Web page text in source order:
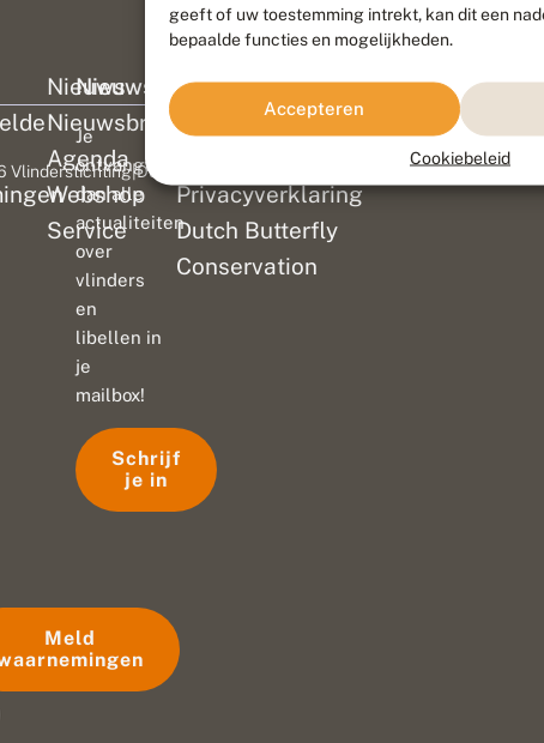
geeft of uw toestemming intrekt, kan dit een
bepaalde functies en mogelijkheden.
Accepteren
Cookiebeleid
Nieuws
Nieuwsbrief
Agenda
Webshop
Service
Colofon
Disclaimer
Privacyverklaring
Dutch Butterfly
Conservation
Nieuwsbrief
Je
ontvangt
dan alle
actualiteiten
over
vlinders
en
libellen in
je
mailbox!
Schrijf
je in
Meld
Vlinderstichting|Duurzaam ontwikkeld door Go2People, ontworpen